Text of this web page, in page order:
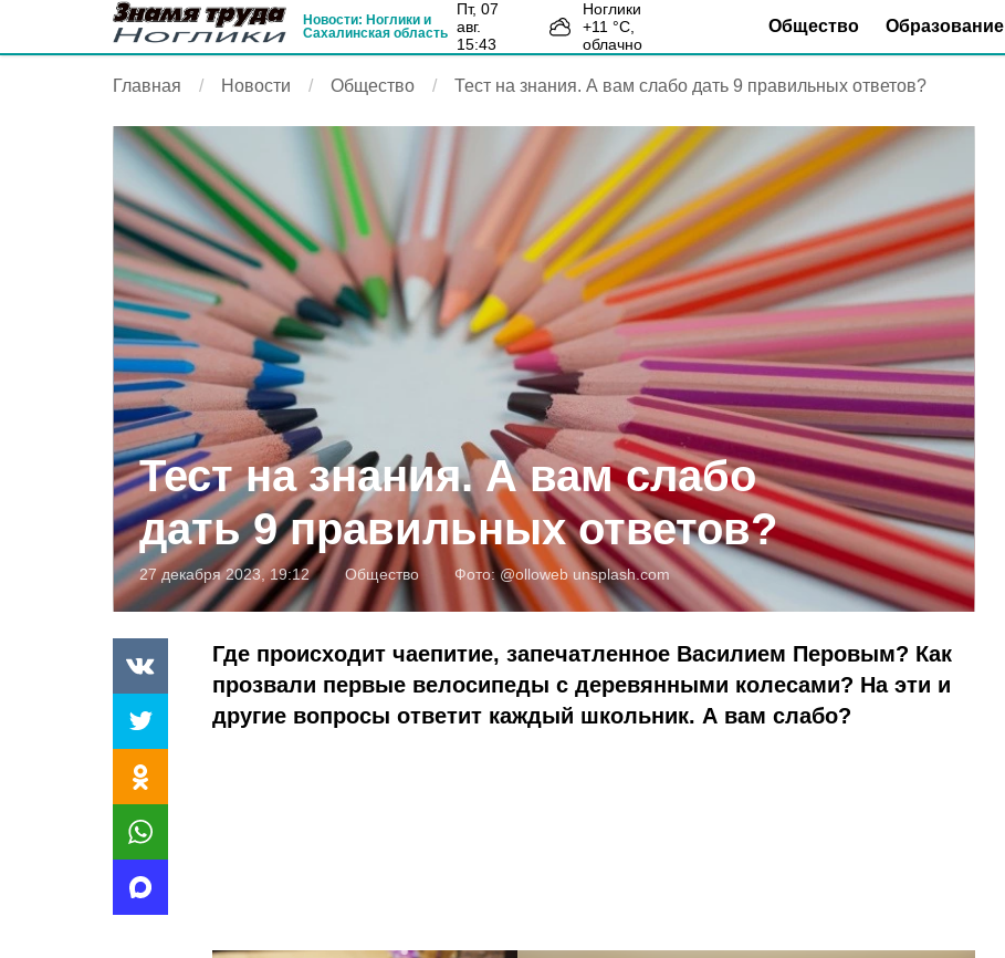
Новости: Ноглики и
Сахалинская область
пт, 07
авг.
15:43
Ноглики
+11 °С,
облачно
Общество Образование
Главная Новости Общество Тест на знания. А вам слабо дать 9 правильных ответов?
Тест на знания. А вам слабо
дать 9 правильных ответов?
27 декабря 2023, 19:12 Общество Фото: @olloweb unsplash.com
Где происходит чаепитие, запечатленное Василием Перовым? Как
прозвали первые велосипеды с деревянными колесами? На эти и
другие вопросы ответит каждый школьник. А вам слабо?